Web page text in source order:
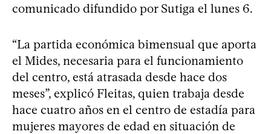
comunicado difundido por Sutiga el lunes 6.
“La partida económica bimensual que aporta
el Mides, necesaria para el funcionamiento
del centro, está atrasada desde hace dos
meses”, explicó Fleitas, quien trabaja desde
hace cuatro años en el centro de estadía para
mujeres mayores de edad en situación de